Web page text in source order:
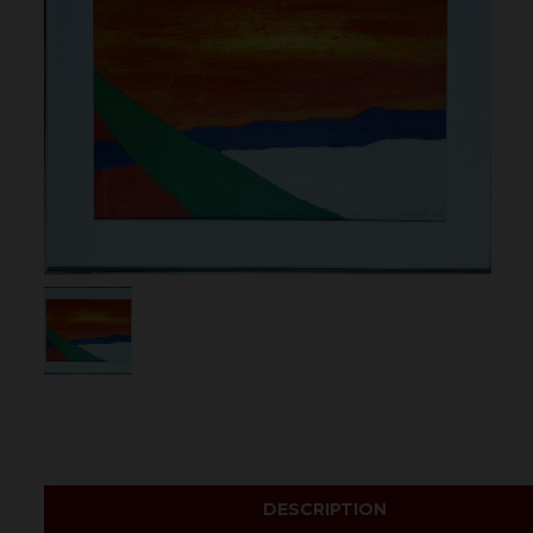
DESCRIPTION